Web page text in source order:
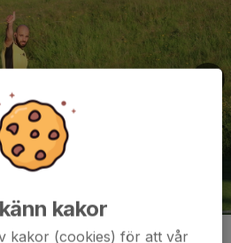
kakor
kakor (cookies) för att vår